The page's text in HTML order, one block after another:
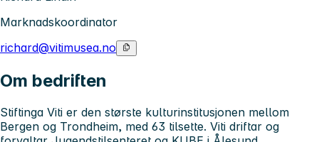
Marknadskoordinator
richard@vitimusea.no
Om bedriften
Stiftinga Viti er den største kulturinstitusjonen mellom
Bergen og Trondheim, med 63 tilsette. Viti driftar og